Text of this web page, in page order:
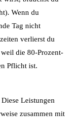
Wenn du
Tag nicht
verlierst du
die 80-Prozent-
Pflicht ist.
Leistungen
zusammen mit